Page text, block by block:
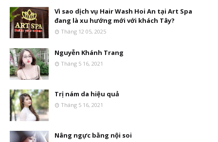
Vì sao dịch vụ Hair Wash Hoi An tại Art Spa
đang là xu hướng mới với khách Tây?
Tháng 12 05, 2025
Nguyễn Khánh Trang
Tháng 5 16, 2021
Trị nám da hiệu quả
Tháng 5 16, 2021
Nâng ngực bằng nội soi